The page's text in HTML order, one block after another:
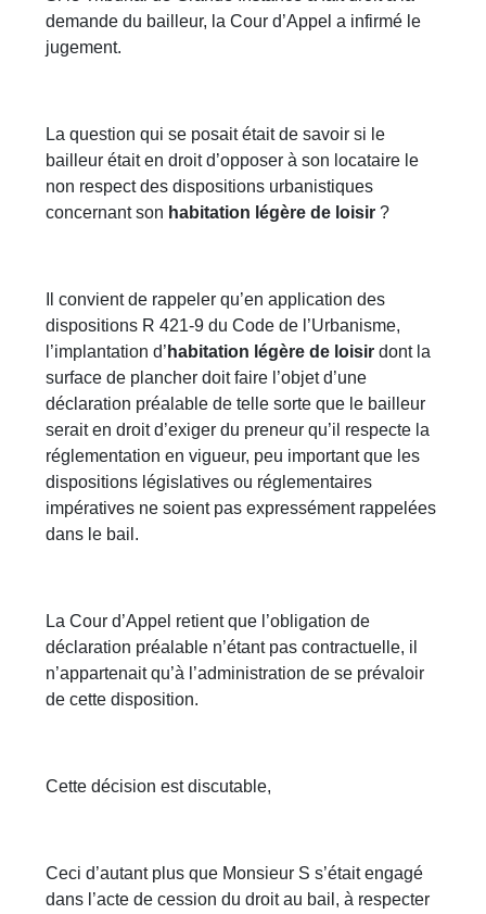
demande du bailleur, la Cour d’Appel a infirmé le
jugement.
La question qui se posait était de savoir si le
bailleur était en droit d’opposer à son locataire le
non respect des dispositions urbanistiques
concernant son habitation légère de loisir ?
Il convient de rappeler qu’en application des
dispositions R 421-9 du Code de l’Urbanisme,
l’implantation d’ habitation légère de loisirdont la
surface de plancher doit faire l’objet d’une
déclaration préalable de telle sorte que le bailleur
serait en droit d’exiger du preneur qu’il respecte la
réglementation en vigueur, peu important que les
dispositions législatives ou réglementaires
impératives ne soient pas expressément rappelées
dans le bail.
La Cour d’Appel retient que l’obligation de
déclaration préalable n’étant pas contractuelle, il
n’appartenait qu’à l’administration de se prévaloir
de cette disposition.
Cette décision est discutable,
Ceci d’autant plus que Monsieur S s’était engagé
dans l’acte de cession du droit au bail, à respecter